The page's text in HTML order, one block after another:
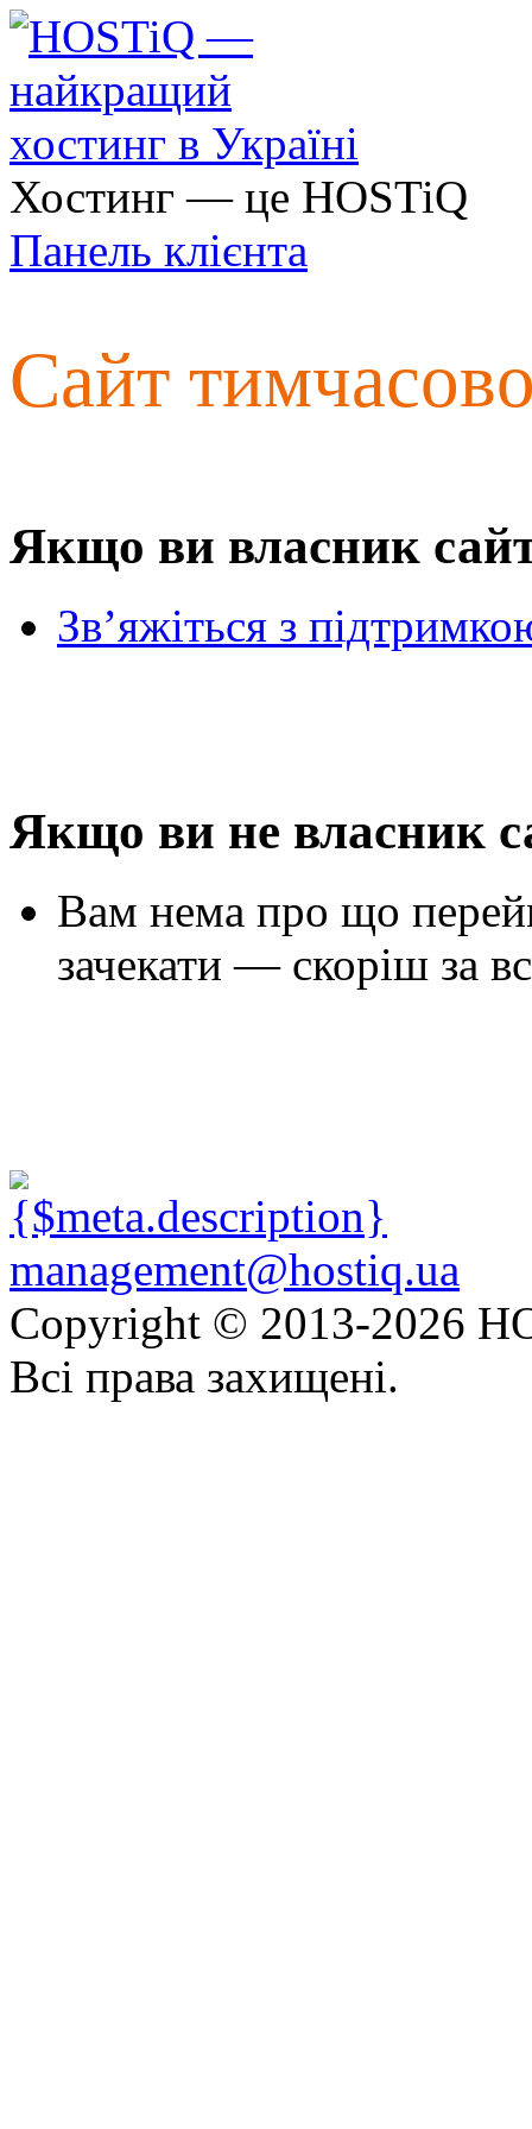
Хостинг — це HOSTiQ
Панель клієнта
Сайт
Якщо ви власник
Зв’яжіться з
Якщо ви не власник
Вам нема про що
зачекати — скоріш за
management@hostiq.ua
Copyright © 2013-2026
Всі права захищені.